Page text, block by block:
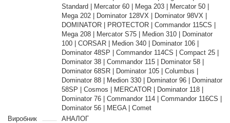
Standard | Mercator 60 | Mega 203 | Mercator 50 |
Mega 202 | Dominator 128VX | Dominator 98VX |
DOMINATOR | PROTECTOR | Commandor 115CS |
Mega 208 | Mercator S75 | Medion 310 | Dominator
100 | CORSAR | Medion 340 | Dominator 106 |
Dominator 48SP | Commandor 114CS | Compact 25 |
Dominator 38 | Commandor 115 | Dominator 58 |
Dominator 68SR | Dominator 105 | Columbus |
Dominator 88 | Medion 330 | Dominator 96 | Dominator
58SP | Cosmos | MERCATOR | Dominator 118 |
Dominator 76 | Commandor 114 | Commandor 116CS |
Dominator 56 | MEGA | Comet
Виробник
АНАЛОГ